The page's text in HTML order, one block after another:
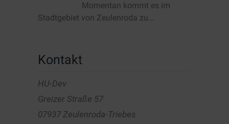
Momentan kommt es im
Stadtgebiet von Zeulenroda zu...
Kontakt
HU-Dev
Greizer Straße 57
07937 Zeulenroda-Triebes